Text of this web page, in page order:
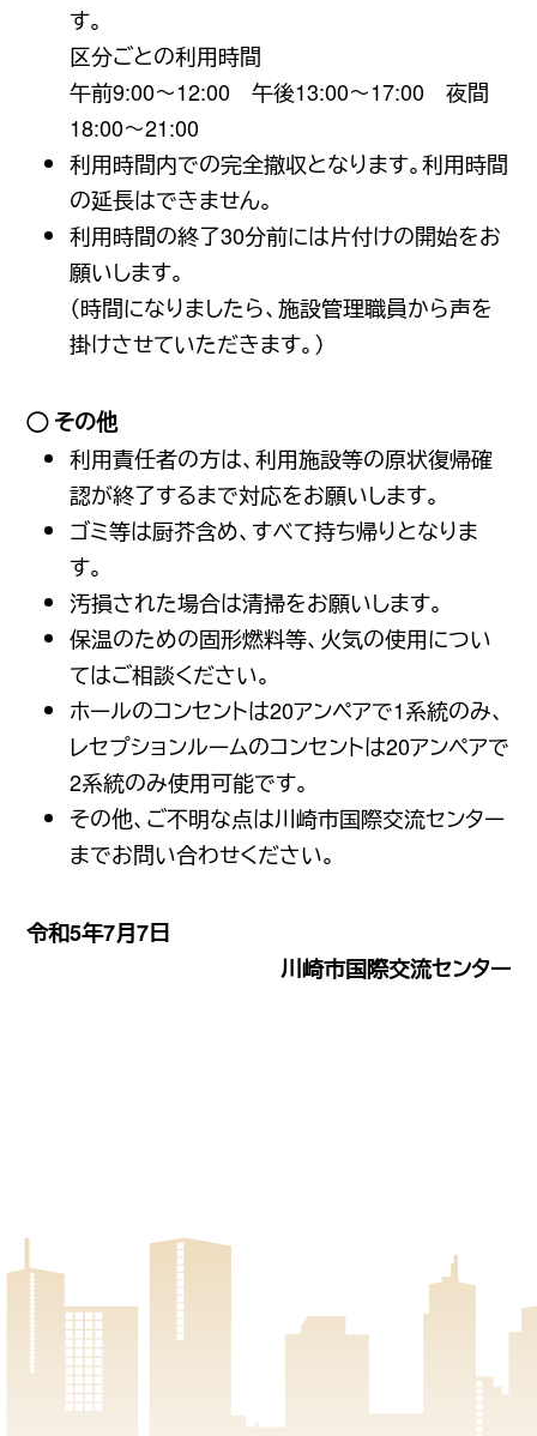
す。
区分ごとの利用時間
午前9:00〜12:00 午後13:00〜17:00 夜間
18:00〜21:00
利用時間内での完全撤収となります。利用時間
の延長はできません。
利用時間の終了30分前には片付けの開始をお
願いします。
（時間になりましたら、施設管理職員から声を
掛けさせていただきます。）
その他
利用責任者の方は、利用施設等の原状復帰確
認が終了するまで対応をお願いします。
ゴミ等は厨芥含め、すべて持ち帰りとなりま
す。
汚損された場合は清掃をお願いします。
保温のための固形燃料等、火気の使用につい
てはご相談ください。
ホールのコンセントは20アンペアで1系統のみ、
レセプションルームのコンセントは20アンペアで
2系統のみ使用可能です。
その他、ご不明な点は川崎市国際交流センター
までお問い合わせください。
令和5年7月7日
川崎市国際交流センター